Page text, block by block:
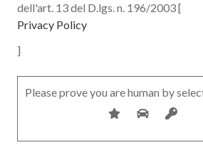
dell'art. 13 del D.lgs. n. 196/2003 [
Privacy Policy
]
Please prove you are human by